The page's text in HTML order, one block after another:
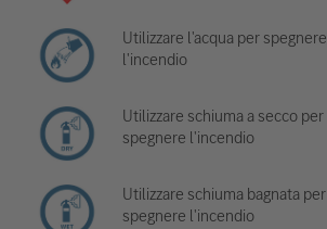
Utilizzare l'acqua per spegnere
l'incendio
Utilizzare schiuma a secco per
spegnere l'incendio
Utilizzare schiuma bagnata per
spegnere l'incendio